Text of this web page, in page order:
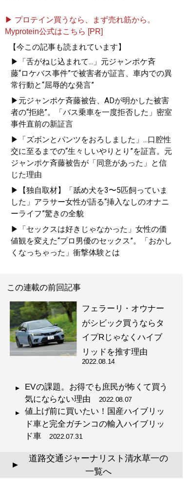
▶ プロテイン買うなら、まず売れ筋から。
Myprotein公式はこちら [PR]
【今この記事も読まれています】
▶「舌がねじ込まれて...」元ジャンポケ斉
藤“ロケバス事件”で被害者が証言、車内での異
常行動と“屈辱的な発言”
▶元ジャンポケ斉藤被告、ADが明かした被害
者の“拒絶”。「バス乗車を一度拒否した」密室
事件直前の新証言
▶「ズボンとパンツをおろしました」...口腔性
交に至るまでの“生々しいやりとり”を証言。元
ジャンポケ斉藤被告が「同意があった」と信
じた理由
▶【独自取材】「舐め犬を3〜5匹飼っていま
した」アラサー女性が語る“挿入なしのオナニ
ーライフ”驚きの全貌
▶「セックスは好きじゃなかった」女性の価
値観を変えた“プロ男優のセックス”。「おかし
くなっちゃった」衝撃体験とは
この連載の前回記事
フェラーリ・オウナー
がシビック買うならタ
イプRじゃなくハイブ
リッドを推す理由
2022.08.14
EVの課題。お得でも庶民が怖くて買う
気にならない理由 2022.08.07
値上げ前に買いたい！国産ハイブリッ
ド車と完全ガチンコの輸入ハイブリッ
ド車 2022.07.31
▲
道路交通ジャーナリスト清水草一の
一覧へ